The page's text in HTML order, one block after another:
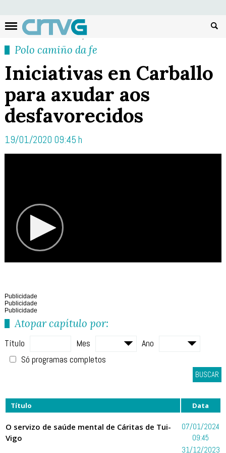
Polo camiño da fe
Iniciativas en Carballo
para axudar aos
desfavorecidos
19/01/2020 09:45 h
Publicidade
Publicidade
Publicidade
Atopar capítulo por:
Título Mes
Ano
Só programas completos
BUSCAR
Título Data
O servizo de saúde mental de Cáritas de Tui-
Vigo
07/01/2024
09:45
31/12/2023